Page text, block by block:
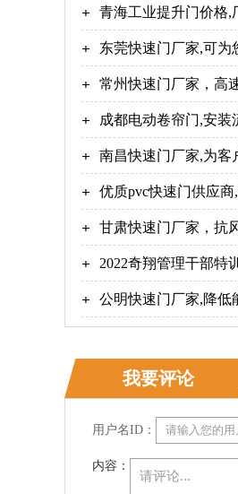
翔
青海工业提升门价格,
翔】
东莞快速门厂家,可为
方案！【广州奇翔】
常州快速门厂家，高
效率【广州奇翔】
成都电动卷帘门,安装
南昌快速门厂家,为客
奇翔】
优质pvc快速门供应
州奇翔】
甘肃快速门厂家，抗
翔】
2022奇翔管理干部特
公明快速门厂家,降低
我要评论
用户名ID：
内容：